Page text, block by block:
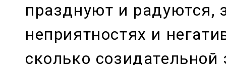
празднуют и радуются,
неприятностях и
сколько созидательной